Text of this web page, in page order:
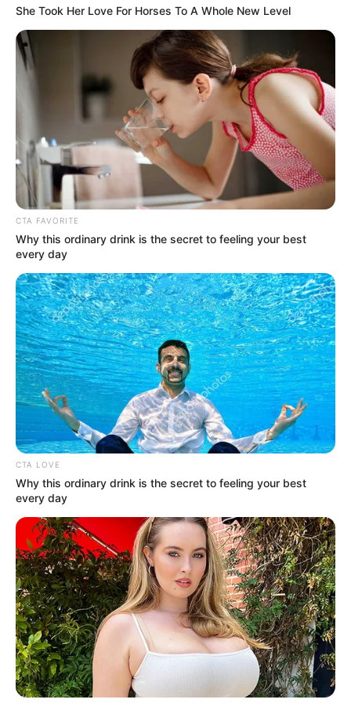
esquema, donde deberán acudir para ser atendidos con
prioridad a la hora de recibir su segunda vacuna.
COMPARTIR
ALERTA BOGOTÁ EN GOOGLE NEWS
TEMAS RELACIONADOS
COVID-19 RIOHACHA
MANTÉNGASE EN ALERTA
Tenemos todas las noticias que le
interesan. Para estar bien informado, por
favor, active las notificaciones de Alerta.
ACTIVAR AHORA
TEMAS DESTACADOS
FUERTES LLUVIAS
VIA AL LLANO
LIGA BETPLAY
METRO DE MEDELLÍN
CORTES DE LUZ
CORTES DE AGUA
FENÓMENO DEL NIÑO
She Took Her Love For Horses To A Whole New Level
CTA FAVORITE
Why this ordinary drink is the secret to feeling your best
every day
CTA LOVE
Why this ordinary drink is the secret to feeling your best
every day